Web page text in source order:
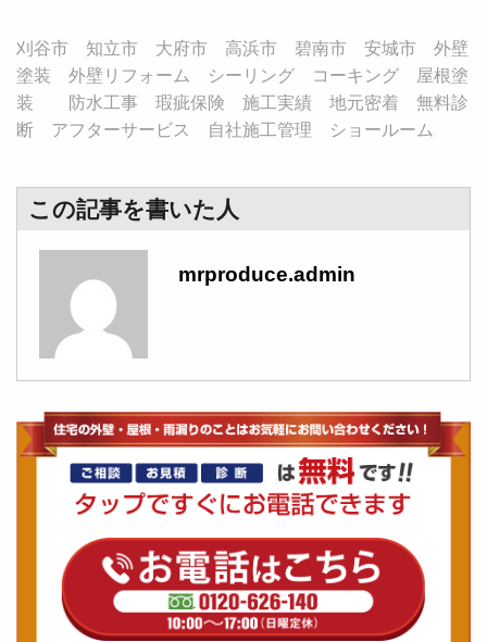
刈谷市 知立市 大府市 高浜市 碧南市 安城市 外壁
塗装 外壁リフォーム シーリング コーキング 屋根塗
装 防水工事 瑕疵保険 施工実績 地元密着 無料診
断 アフターサービス 自社施工管理 ショールーム
この記事を書いた人
mrproduce.admin